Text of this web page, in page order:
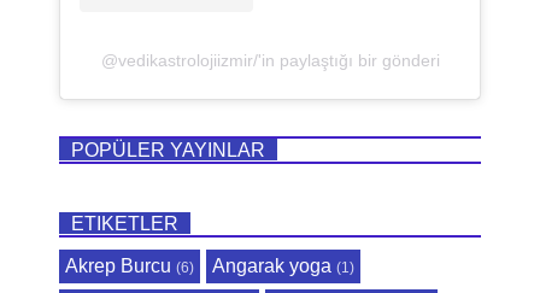
@vedikastrolojiizmir/'in paylaştığı bir gönderi
POPÜLER YAYINLAR
ETIKETLER
Akrep Burcu (6) Angarak yoga (1)